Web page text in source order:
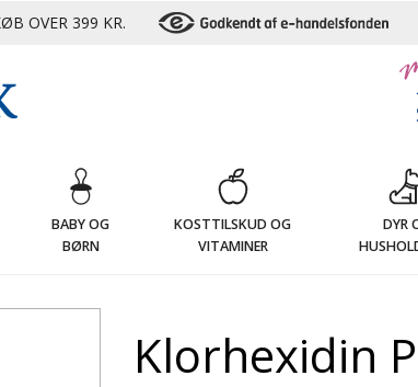
OVER 399 KR.
BABY OG
BØRN
KOSTTILSKUD OG
VITAMINER
DYR
Klorhexidin